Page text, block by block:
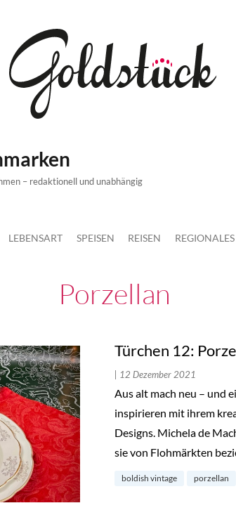
– redaktionell und unabhängig
LEBENSART SPEISEN REISEN REGIONALES
Porzellan
Türchen 12:
| 12 Dezember 2021
Aus alt mach neu – und
inspirieren mit ihrem
Designs. Michela de
sie von Flohmärkten
boldish vintage porzellan